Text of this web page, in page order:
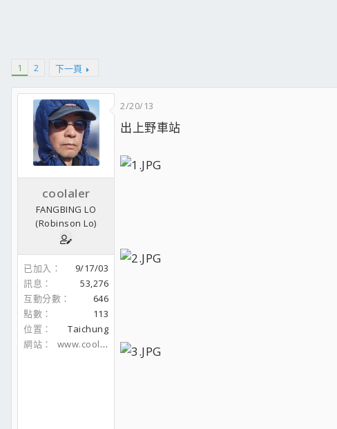
1 2 下一頁
coolaler
FANGBING LO
(Robinson Lo)
已加入
9/17/03
訊息
53,276
互動分數
646
點數
113
位置
Taichung
網站
www.coolaler.com
2/20/13
出上野車站